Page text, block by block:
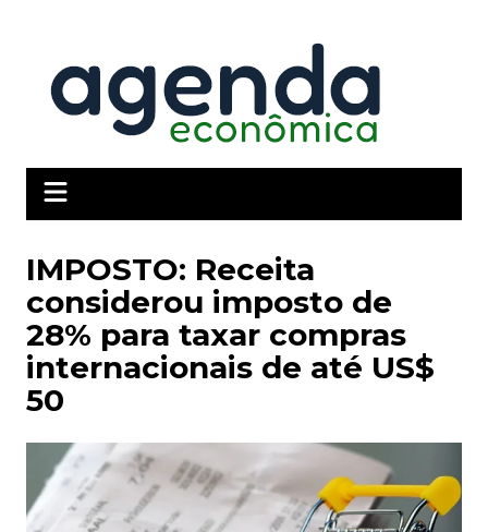
conteúdo
IMPOSTO: Receita
considerou imposto de
28% para taxar compras
internacionais de até US$
50